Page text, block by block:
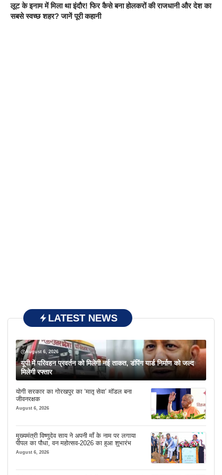
लूट के इनाम में मिला था इंदौर! फिर कैसे बना होलकरों की राजधानी और देश का
सबसे स्वच्छ शहर? जानें पूरी कहानी
LATEST NEWS
August 6, 2026
यूपी में परिवहन प्रवर्तन को मिलेगी नई ताकत, डंपिंग यार्ड निर्माण को जल्द
मिलेगी रफ्तार
योगी सरकार का गोरखपुर का ‘मातृ सेवा’ मॉडल बना
जीवनरक्षक
August 6, 2026
मुख्यमंत्री विष्णुदेव साय ने अपनी माँ के नाम पर लगाया
पीपल का पौधा, वन महोत्सव-2026 का हुआ शुभारंभ
August 6, 2026